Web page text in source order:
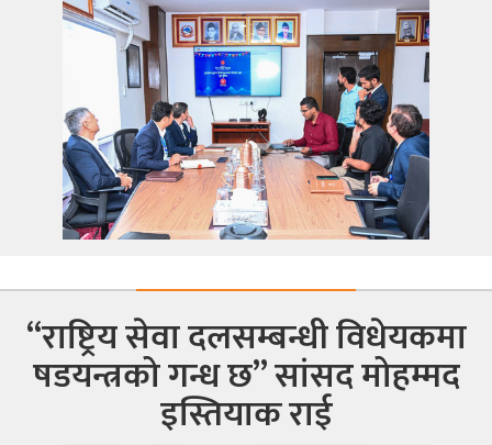
समाचार
समाचार
“राष्ट्रिय सेवा दलसम्बन्धी विधेयकमा
षडयन्त्रको गन्ध छ” सांसद मोहम्मद
इस्तियाक राई